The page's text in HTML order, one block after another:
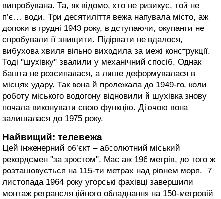
випробувана. Та, як відомо, хто не ризикує, той не
п’є… води. Три десятиліття вежа напувала місто, аж
допоки в грудні 1943 року, відступаючи, окупанти не
спробували її знищити. Підірвати не вдалося,
вибухова хвиля вільно виходила за межі конструкції.
Тоді "шухівку" звалили у механічний спосіб. Однак
башта не розсипалася, а лише деформувалася в
місцях удару. Так вона й пролежала до 1949-го, коли
роботу міського водогону відновили й шухівка знову
почала виконувати свою функцію. Діючою вона
залишалася до 1975 року.
Найвищий: телевежа
Цей інженерний об’єкт – абсолютний міський
рекордсмен "за зростом". Має аж 196 метрів, до того ж
розташовується на 115-ти метрах над рівнем моря. 7
листопада 1964 року угорські фахівці завершили
монтаж ретрансляційного обладнання на 150-метровій